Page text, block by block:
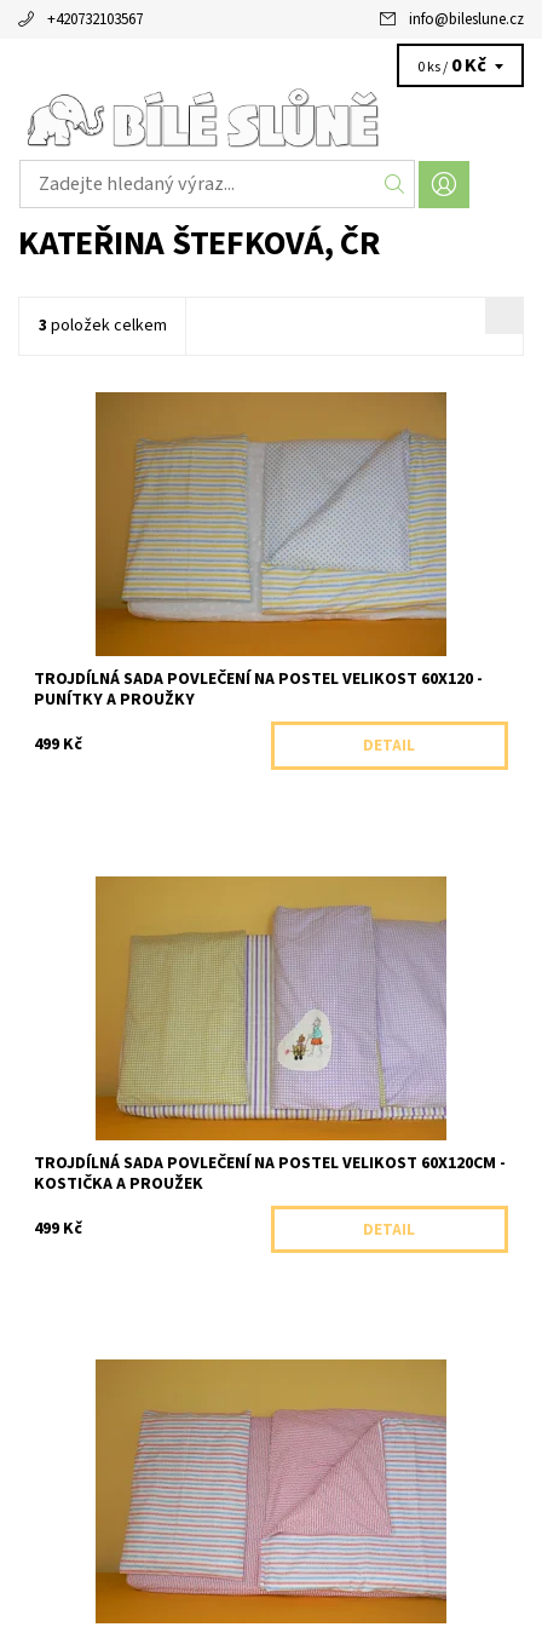
+420732103567 info@bileslune.cz
0 ks / 0 Kč
KATEŘINA ŠTEFKOVÁ, ČR
3 položek celkem
Trojdílná sada na postel velikosti 60x120cm s peřinou a
polštářem ušitými z látek v kombinaci puntíků a proužků a bílým
prostěradlem.
Skladem 1 ks
Kateřina Štefková, ČR
TROJDÍLNÁ SADA POVLEČENÍ NA POSTEL VELIKOST 60X120 -
PUNÍTKY A PROUŽKY
499 Kč
DETAIL
Trojdílná sada na postel velikosti 60x120cm se skládá z peřiny a
pošltáře s barevně sladěnými kostičkami a pruhovaného
Skladem 3 ks
Kateřina Štefková, ČR
TROJDÍLNÁ SADA POVLEČENÍ NA POSTEL VELIKOST 60X120CM -
KOSTIČKA A PROUŽEK
499 Kč
DETAIL
polštáře a prostěradla s barevně sladěnými proužky
Skladem 3 ks
Kateřina Štefková, ČR